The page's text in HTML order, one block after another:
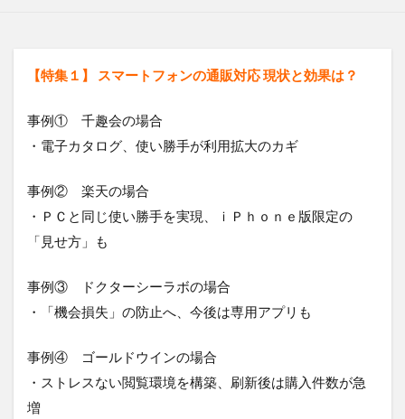
【特集１】 スマートフォンの通販対応 現状と効果は？
事例① 千趣会の場合
・電子カタログ、使い勝手が利用拡大のカギ
事例② 楽天の場合
・ＰＣと同じ使い勝手を実現、ｉＰｈｏｎｅ版限定の
「見せ方」も
事例③ ドクターシーラボの場合
・「機会損失」の防止へ、今後は専用アプリも
事例④ ゴールドウインの場合
・ストレスない閲覧環境を構築、刷新後は購入件数が急
増